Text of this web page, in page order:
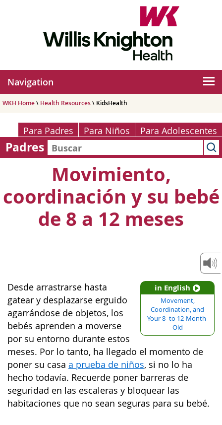
Navigation
WKH Home\ Health Resources\ KidsHealth
Para Padres Para Niños Para Adolescentes
Padres
Movimiento,
coordinación y su bebé
de 8 a 12 meses
in English
Movement,
Coordination, and
Your 8- to 12-Month-
Old
Desde arrastrarse hasta
gatear y desplazarse erguido
agarrándose de objetos, los
bebés aprenden a moverse
por su entorno durante estos
meses. Por lo tanto, ha llegado el momento de
poner su casa a prueba de niños, si no lo ha
hecho todavía. Recuerde poner barreras de
seguridad en las escaleras y bloquear las
habitaciones que no sean seguras para su bebé.